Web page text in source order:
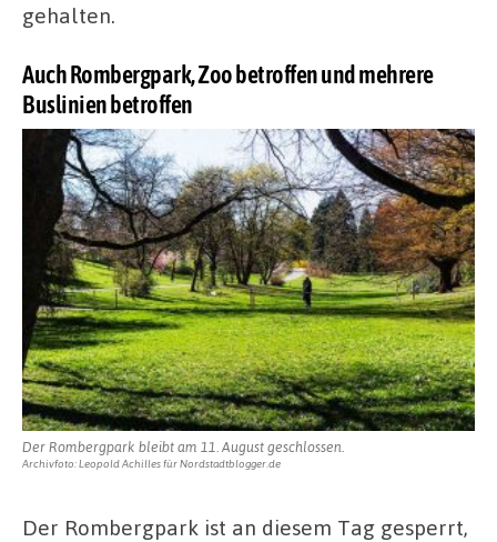
gehalten.
Auch Rombergpark, Zoo betroffen und mehrere
Buslinien betroffen
Der Rombergpark bleibt am 11. August geschlossen.
Archivfoto: Leopold Achilles für Nordstadtblogger.de
Der Rombergpark ist an diesem Tag gesperrt,